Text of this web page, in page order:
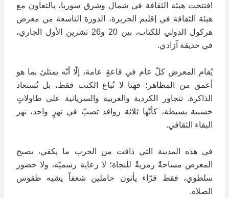
افتتحت هيئة الثقافة في شمال وشرق سوريا، بالتعاون مع
هيئة الثقافة في إقليم الجزيرة، الدورة التاسعة من معرض
هركول الدولي للكتاب، بين 20 و26 تشرين الأول الجاري،
في حديقة آزادي.
يُقام المعرض كلّ عام في قاعةٍ عامة، إلّا أنّه يمتلئ بما هو
أعمق من المظاهر؛ فهنا لا تُباع الكتب فقط، بل تُستعاد
الذاكرة. تتجاور الكردية والعربية والسريانية على طاولاتٍ
خشبية بسيطة، كأنّها ثلاثة روافد تصبّ في نهرٍ واحد، نهر
البقاء الثقافي.
في هذه المدينة التي ذاقت من الحرب ما يكفي، يصبح
المعرض مساحةً رمزيةً للنجاة؛ لا رعاية رسميّة، ولا حضور
سلطوي، فقط قرّاء يأتون حاملين شغفاً يشبه طقوس
الصلاة.